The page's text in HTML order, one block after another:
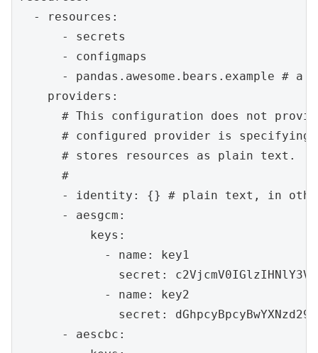
  - resources:
      - secrets
      - configmaps
- pandas.awesome.bears.example # a
    providers:
# This configuration does not
# configured provider is specifying
      # stores resources as plain text.
      #
- identity: {} # plain text, in
      - aesgcm:
          keys:
            - name: key1
secret:
            - name: key2
secret:
      - aescbc: